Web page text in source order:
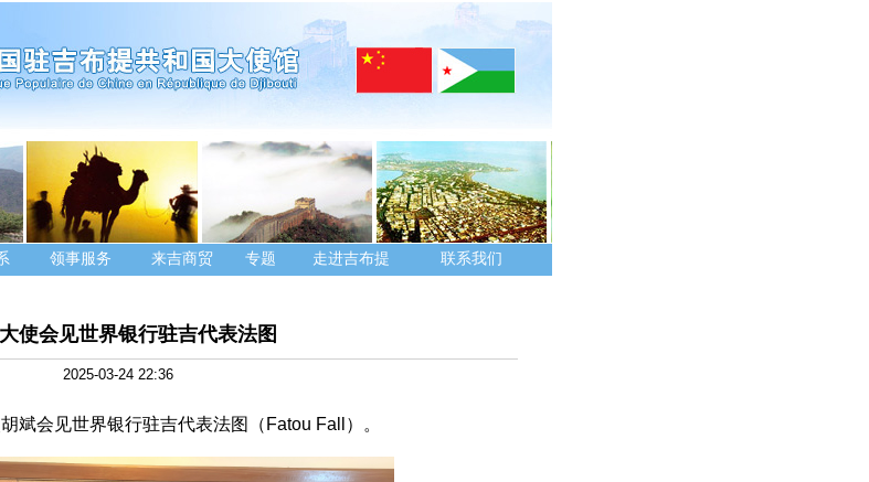
领事服务 来吉商贸 专题 走进吉布提 联系我们
使会见世界银行驻吉代表法图
2025-03-24 22:36
斌会见世界银行驻吉代表法图（Fatou Fall）。